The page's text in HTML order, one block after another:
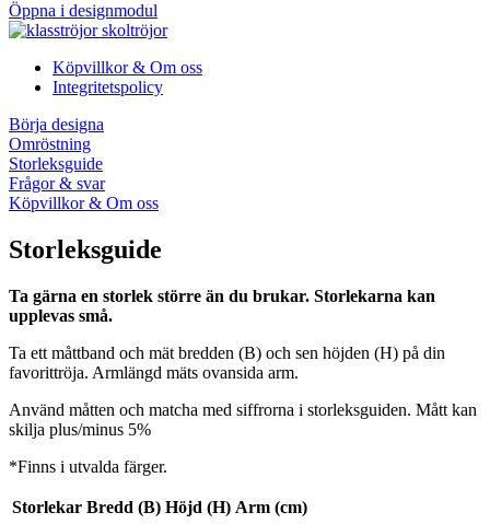
Öppna i designmodul
Köpvillkor & Om oss
Integritetspolicy
Börja designa
Omröstning
Storleksguide
Frågor & svar
Köpvillkor & Om oss
Storleksguide
Ta gärna en storlek större än du brukar. Storlekarna kan
upplevas små.
Ta ett måttband och mät bredden (B) och sen höjden (H) på din
favorittröja. Armlängd mäts ovansida arm.
Använd måtten och matcha med siffrorna i storleksguiden. Mått kan
skilja plus/minus 5%
*Finns i utvalda färger.
Storlekar Bredd (B) Höjd (H) Arm (cm)